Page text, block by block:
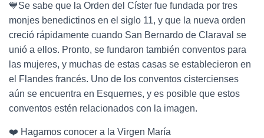
💙Se sabe que la Orden del Císter fue fundada por tres
monjes benedictinos en el siglo 11, y que la nueva orden
creció rápidamente cuando San Bernardo de Claraval se
unió a ellos. Pronto, se fundaron también conventos para
las mujeres, y muchas de estas casas se establecieron en
el Flandes francés. Uno de los conventos cistercienses
aún se encuentra en Esquernes, y es posible que estos
conventos estén relacionados con la imagen.
❤️ Hagamos conocer a la Virgen María